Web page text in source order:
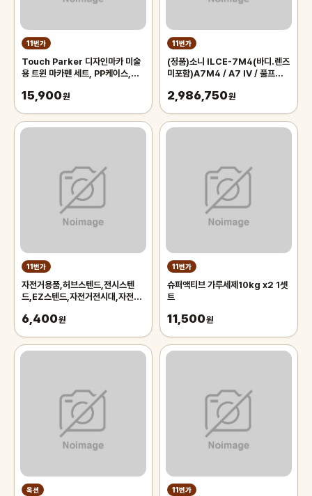
11번가
Touch Parker 디자인마카 미술
용 트윈 마카펜 세트, PP케이스,
15,900원
11번가
(정품)소니 ILCE-7M4(바디.렌즈
미포함)A7M4 / A7 IV / 풀프레임
2,986,750원
11번가
자전거용품,허브스텐드,전시스텐
드,EZ스텐드,자전거전시대,자전거
6,400원
11번가
슈퍼액티브 가루세제10kg x2 1셋
트
11,500원
옥션 11번가